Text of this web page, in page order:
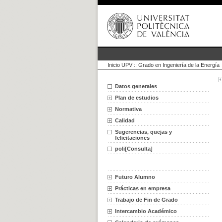
Inicio UPV :: Grado en Ingeniería de la Energía
Datos generales
Plan de estudios
Normativa
Calidad
Sugerencias, quejas y
felicitaciones
poli[Consulta]
Futuro Alumno
Prácticas en empresa
Trabajo de Fin de Grado
Intercambio Académico